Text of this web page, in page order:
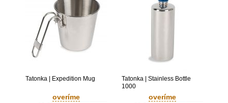
Tatonka | Expedition Mug
overíme
Tatonka | Stainless Bottle
1000
overíme